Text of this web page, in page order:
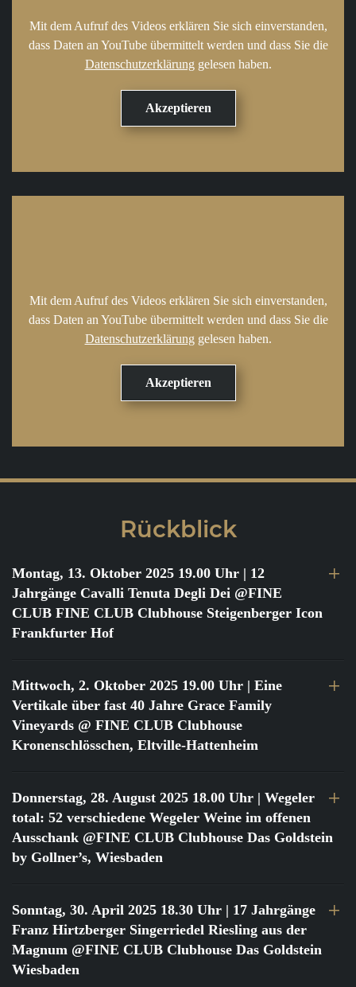
Mit dem Aufruf des Videos erklären Sie sich einverstanden,
dass Daten an YouTube übermittelt werden und dass Sie die
Datenschutzerklärung gelesen haben.
Mit dem Aufruf des Videos erklären Sie sich einverstanden,
dass Daten an YouTube übermittelt werden und dass Sie die
Datenschutzerklärung gelesen haben.
Rückblick
Montag, 13. Oktober 2025 19.00 Uhr | 12
Jahrgänge Cavalli Tenuta Degli Dei @FINE
CLUB FINE CLUB Clubhouse Steigenberger Icon
Frankfurter Hof
Mittwoch, 2. Oktober 2025 19.00 Uhr | Eine
Vertikale über fast 40 Jahre Grace Family
Vineyards @ FINE CLUB Clubhouse
Kronenschlösschen, Eltville-Hattenheim
Donnerstag, 28. August 2025 18.00 Uhr | Wegeler
total: 52 verschiedene Wegeler Weine im offenen
Ausschank @FINE CLUB Clubhouse Das Goldstein
by Gollner’s, Wiesbaden
Sonntag, 30. April 2025 18.30 Uhr | 17 Jahrgänge
Franz Hirtzberger Singerriedel Riesling aus der
Magnum @FINE CLUB Clubhouse Das Goldstein
Wiesbaden